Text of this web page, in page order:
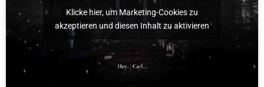
Klicke hier, um Marketing-Cookies zu
akzeptieren und diesen Inhalt zu aktivieren